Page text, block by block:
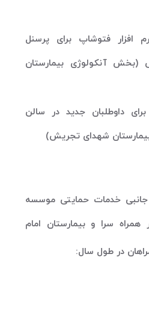
افزار فتوشاپ برای پرسنل
آنکولوژی بیمارستان
برای داوطلبان جدید در سالن
شهدای تجریش)
جانبی خدمات حمایتی موسسه
سرا و بیمارستان امام
در طول سال: